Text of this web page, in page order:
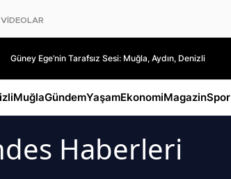
VİDEOLAR
Güney Ege’nin Tarafsız Sesi: Muğla, Aydın, Denizli
MuğlaGündemYaşamEkonomiMagazinSpor
Haberleri